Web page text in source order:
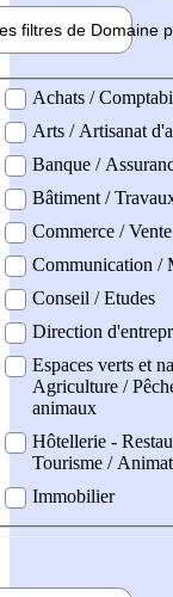
filtres de Domaine
professionel
Achats /
Arts / Artisanat
Banque /
Bâtiment /
Commerce / Vente
Communication /
Conseil / Etudes
Direction
Espaces verts et
Agriculture /
animaux
Hôtellerie -
Tourisme /
Immobilier